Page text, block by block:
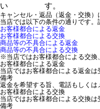
い
す。
キャンセル・返品（返金・交換）
当店では以下の条件の通りです。
お客様都合による返金
お客様都合による交換
商品等の不具合による返金
商品等の不具合による交換
※当店ではお客様都合による交換
お客様都合による返金
当店ではお客様都合による返金は
備考
返金を希望する旨、電話もしくは
お客様都合による交換
当店ではお客様都合による交換は
備考